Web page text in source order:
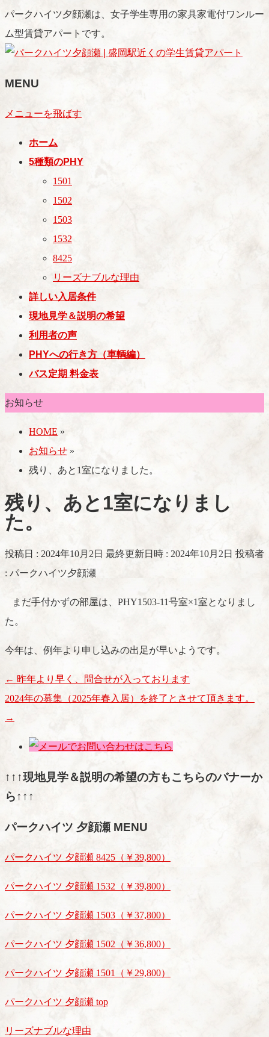
パークハイツ夕顔瀬は、女子学生専用の家具家電付ワンルー
ム型賃貸アパートです。
MENU
メニューを飛ばす
ホーム
5種類のPHY
1501
1502
1503
1532
8425
リーズナブルな理由
詳しい入居条件
現地見学＆説明の希望
利用者の声
PHYへの行き方（車輌編）
バス定期 料金表
お知らせ
HOME »
お知らせ »
残り、あと1室になりました。
残り、あと1室になりまし
た。
投稿日 : 2024年10月2日 最終更新日時 : 2024年10月2日 投稿者
: パークハイツ夕顔瀬
まだ手付かずの部屋は、PHY1503-11号室×1室となりまし
た。
今年は、例年より申し込みの出足が早いようです。
← 昨年より早く、問合せが入っております
2024年の募集（2025年春入居）を終了とさせて頂きます。
→
↑↑↑現地見学＆説明の希望の方もこちらのバナーか
ら↑↑↑
パークハイツ 夕顔瀬 MENU
パークハイツ 夕顔瀬 8425（￥39,800）
パークハイツ 夕顔瀬 1532（￥39,800）
パークハイツ 夕顔瀬 1503（￥37,800）
パークハイツ 夕顔瀬 1502（￥36,800）
パークハイツ 夕顔瀬 1501（￥29,800）
パークハイツ 夕顔瀬 top
リーズナブルな理由